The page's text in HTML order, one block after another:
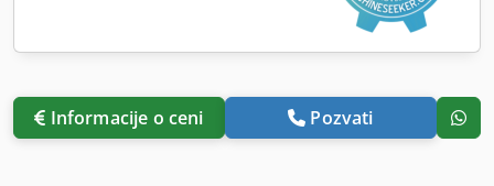
Informacije o ceni Pozvati